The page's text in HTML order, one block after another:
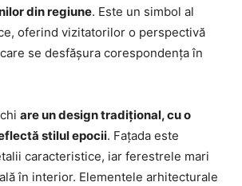
din regiune. Este un simbol al
oferind vizitatorilor o perspectivă
se desfășura corespondența în
are un design tradițional, cu o
stilul epocii. Fațada este
caracteristice, iar ferestrele mari
în interior. Elementele arhitecturale